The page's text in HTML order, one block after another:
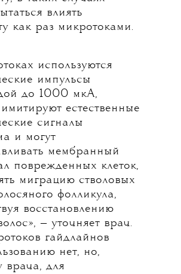
влиять
как раз микротоками.
используются
импульсы
до 1000 мкА,
естественные
сигналы
и могут
мембранный
поврежденных клеток,
миграцию стволовых
фолликула,
восстановлению
— уточняет врач.
гайдлайнов
нет, но,
врача, для